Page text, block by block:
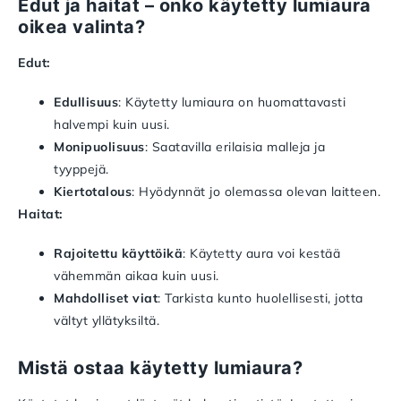
Edut ja haitat – onko käytetty lumiaura
oikea valinta?
Edut:
Edullisuus: Käytetty lumiaura on huomattavasti
halvempi kuin uusi.
Monipuolisuus: Saatavilla erilaisia malleja ja
tyyppejä.
Kiertotalous: Hyödynnät jo olemassa olevan laitteen.
Haitat:
Rajoitettu käyttöikä: Käytetty aura voi kestää
vähemmän aikaa kuin uusi.
Mahdolliset viat: Tarkista kunto huolellisesti, jotta
vältyt yllätyksiltä.
Mistä ostaa käytetty lumiaura?